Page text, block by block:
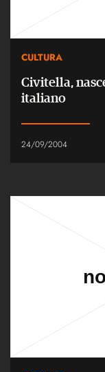
CULTURA
Civitella,
italiano
24/09/2004